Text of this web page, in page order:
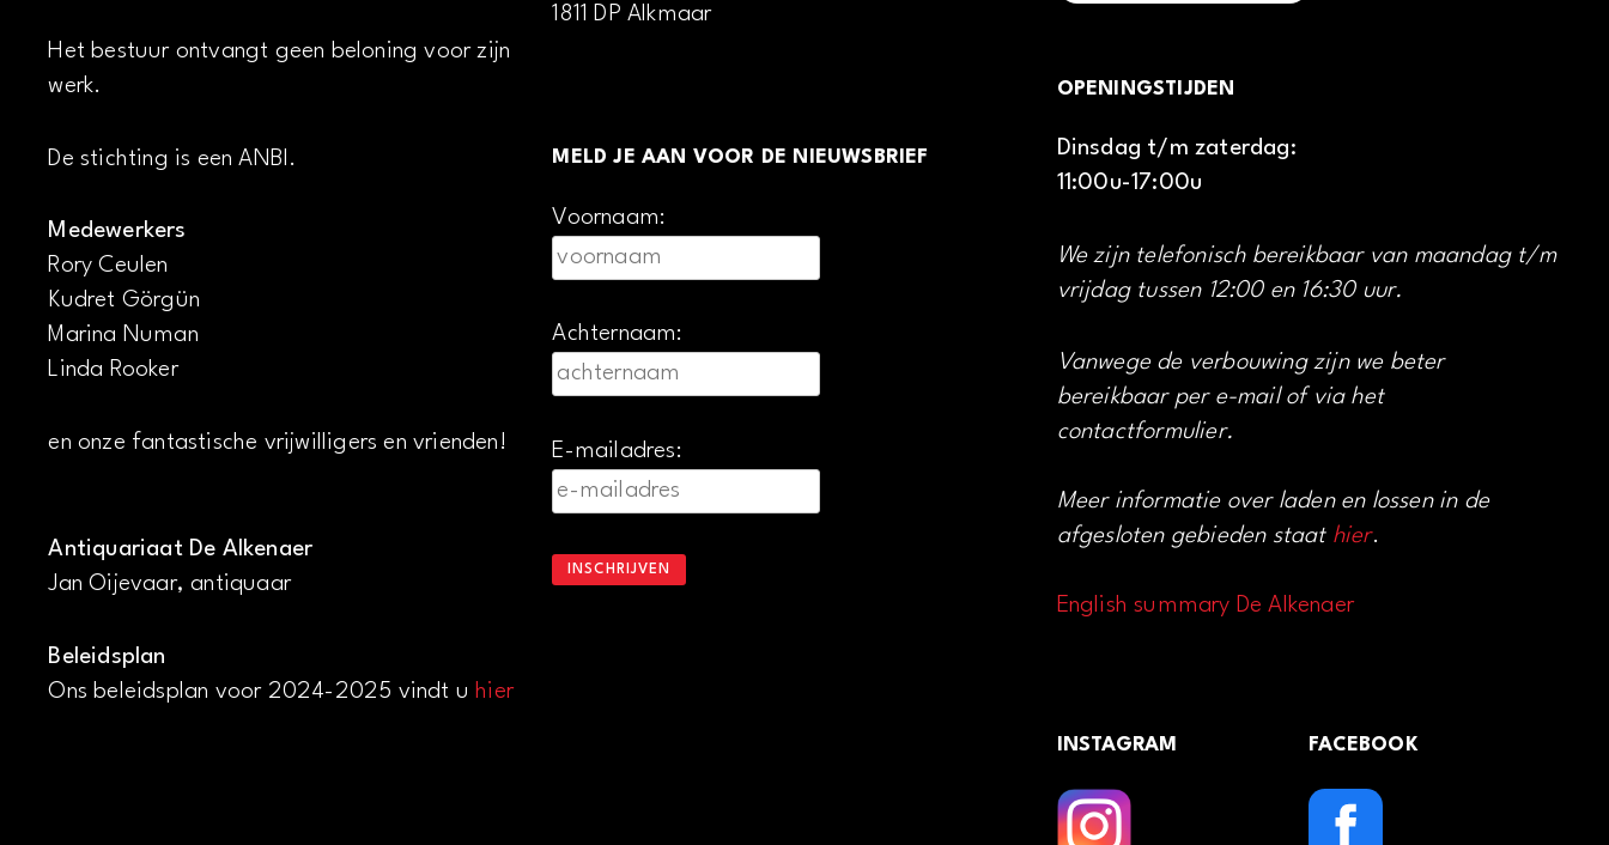
Het bestuur ontvangt geen beloning voor zijn
werk.
De stichting is een ANBI.
Medewerkers
Rory Ceulen
Kudret Görgün
Marina Numan
Linda Rooker
en onze fantastische vrijwilligers en vrienden!
Antiquariaat De Alkenaer
Jan Oijevaar, antiquaar
Beleidsplan
Ons beleidsplan voor 2024-2025 vindt u hier
1811 DP Alkmaar
MELD JE AAN VOOR DE NIEUWSBRIEF
Voornaam:
Achternaam:
E-mailadres:
OPENINGSTIJDEN
Dinsdag t/m zaterdag:
11:00u-17:00u
We zijn telefonisch bereikbaar van maandag t/m
vrijdag tussen 12:00 en 16:30 uur.
Vanwege de verbouwing zijn we beter
bereikbaar per e-mail of via het
contactformulier.
Meer informatie over laden en lossen in de
afgesloten gebieden staat hier.
English summary De Alkenaer
INSTAGRAM FACEBOOK